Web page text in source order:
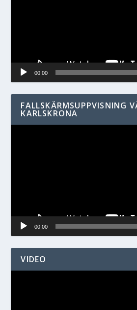
00:00
FALLSKÄRMSUPPVISNING
KARLSKRONA
00:00
VIDEO